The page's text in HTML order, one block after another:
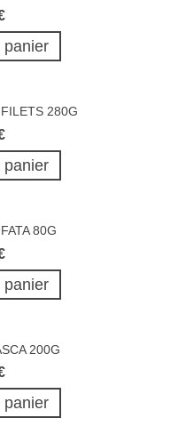
panier
280G
panier
80G
panier
200G
panier